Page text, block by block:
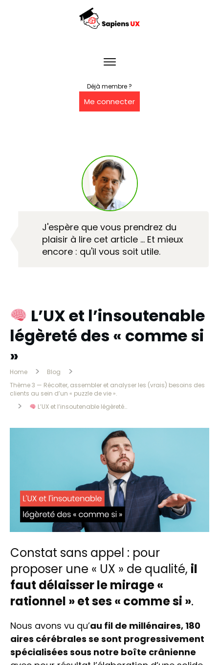
Déjà membre ?
Me connecter
J'espère que vous prendrez du
plaisir à lire cet article … Et mieux
encore : qu'il vous soit utile.
L’UX et l’insoutenable
légèreté des « comme si
»
Home > Blog >
Thème 3 — Récolter, assembler et analyser les (vrais) besoins des
clients au sein d’un « puzzle de vie ».
> L’UX et l’insoutenable légèreté des « comme si »
Constat sans appel : pour
proposer une « UX » de qualité, il
faut délaisser le mirage «
rationnel » et ses « comme si ».
Nous avons vu qu’au fil de millénaires, 180
aires cérébrales se sont progressivement
spécialisées sous notre boîte crânienne